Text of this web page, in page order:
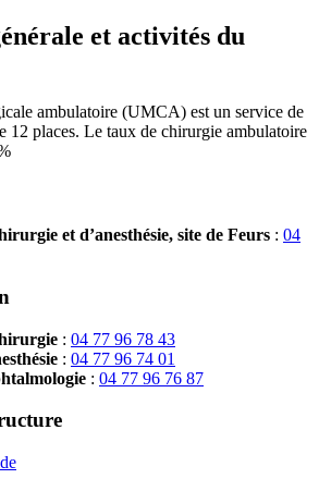
et activités du
ambulatoire (UMCA) est un service de
12 places. Le taux de chirurgie ambulatoire
et d’anesthésie, site de Feurs : 04
: 04 77 96 78 43
: 04 77 96 74 01
: 04 77 96 76 87